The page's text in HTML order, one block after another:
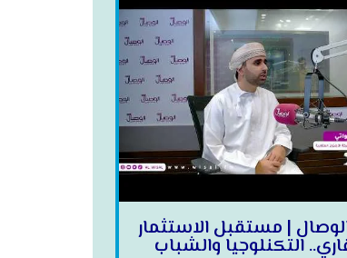
| مستقبل الاستثمار
التكنلوجيا والشباب